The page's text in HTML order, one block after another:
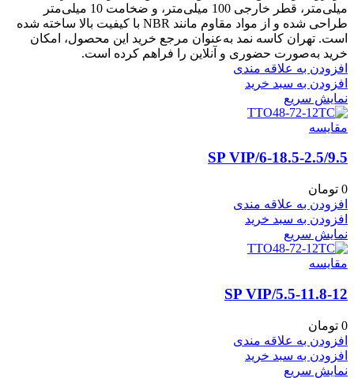
میلی‌متر، قطر خارجی 100 میلی‌متر، و ضخامت 10 میلی‌متر
طراحی شده و از مواد مقاوم مانند NBR با کیفیت بالا ساخته شده
است. تهران کاسه نمد به‌عنوان مرجع خرید این محصول، امکان
خرید به‌صورت حضوری و آنلاین را فراهم کرده است.
افزودن به علاقه مندی
افزودن به سبد خرید
نمایش سریع
مقايسه
6-18.5-2.5/9.5/SP VIP
0 تومان
افزودن به علاقه مندی
افزودن به سبد خرید
نمایش سریع
مقايسه
5.5-11.8-12/SP VIP
0 تومان
افزودن به علاقه مندی
افزودن به سبد خرید
نمایش سریع